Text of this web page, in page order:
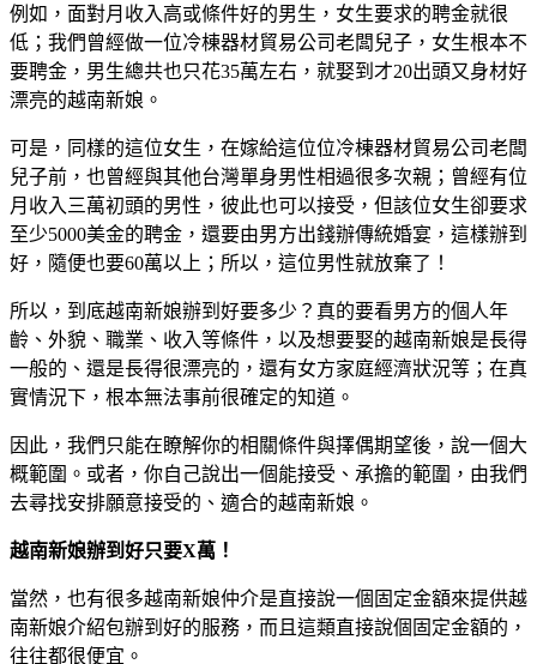
例如，面對月收入高或條件好的男生，女生要求的聘金就很
低；我們曾經做一位冷棟器材貿易公司老闆兒子，女生根本不
要聘金，男生總共也只花35萬左右，就娶到才20出頭又身材好
漂亮的越南新娘。
可是，同樣的這位女生，在嫁給這位位冷棟器材貿易公司老闆
兒子前，也曾經與其他台灣單身男性相過很多次親；曾經有位
月收入三萬初頭的男性，彼此也可以接受，但該位女生卻要求
至少5000美金的聘金，還要由男方出錢辦傳統婚宴，這樣辦到
好，隨便也要60萬以上；所以，這位男性就放棄了！
所以，到底越南新娘辦到好要多少？真的要看男方的個人年
齡、外貌、職業、收入等條件，以及想要娶的越南新娘是長得
一般的、還是長得很漂亮的，還有女方家庭經濟狀況等；在真
實情況下，根本無法事前很確定的知道。
因此，我們只能在瞭解你的相關條件與擇偶期望後，說一個大
概範圍。或者，你自己說出一個能接受、承擔的範圍，由我們
去尋找安排願意接受的、適合的越南新娘。
越南新娘辦到好只要X萬！
當然，也有很多越南新娘仲介是直接說一個固定金額來提供越
南新娘介紹包辦到好的服務，而且這類直接說個固定金額的，
往往都很便宜。